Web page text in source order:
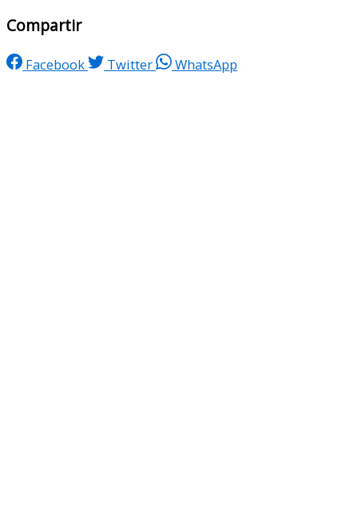
Compartir
Facebook Twitter WhatsApp